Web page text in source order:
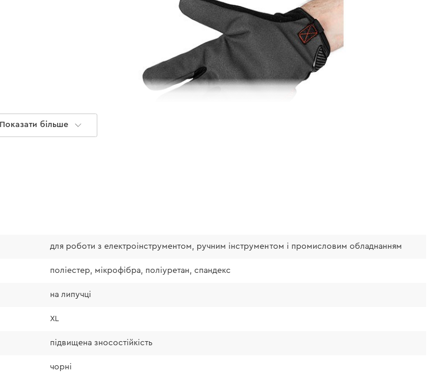
Показати більше
для роботи з електроінструментом, ручним інструментом і промисловим обладнанням
поліестер, мікрофібра, поліуретан, спандекс
на липучці
XL
підвищена зносостійкість
чорні